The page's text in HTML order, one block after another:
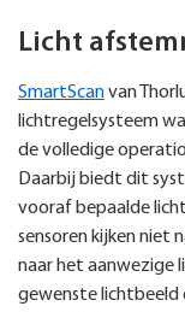
Licht
SmartScanvan
lichtregelsysteem
de volledige
Daarbij biedt dit
vooraf bepaalde
sensoren kijken niet
naar het aanwezige
gewenste lichtbeeld